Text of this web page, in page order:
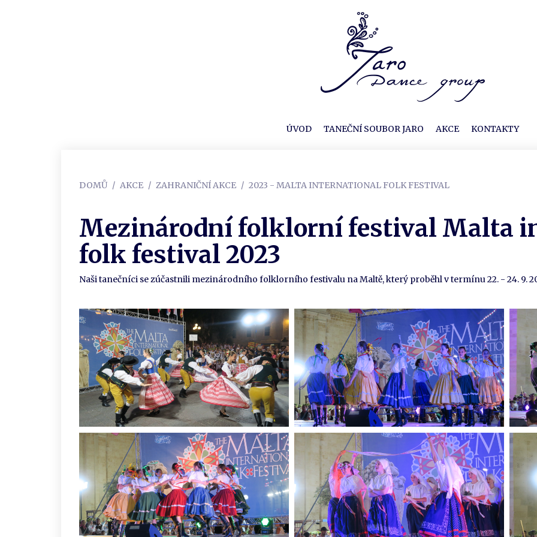
ÚVOD TANEČNÍ SOUBOR JARO AKCE KONTAKTY
DOMŮ AKCE ZAHRANIČNÍ AKCE 2023 - MALTA INTERNATIONAL FOLK FESTIVAL
Mezinárodní folklorní festival Malta
folk festival 2023
Naši tanečníci se zúčastnili mezinárodního folklorního festivalu na Maltě, který proběhl v termínu 22. - 24. 9.